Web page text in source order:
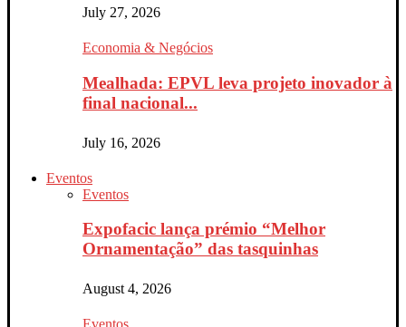
July 27, 2026
Economia & Negócios
Mealhada: EPVL leva projeto inovador à
final nacional...
July 16, 2026
Eventos
Eventos
Expofacic lança prémio “Melhor
Ornamentação” das tasquinhas
August 4, 2026
Eventos